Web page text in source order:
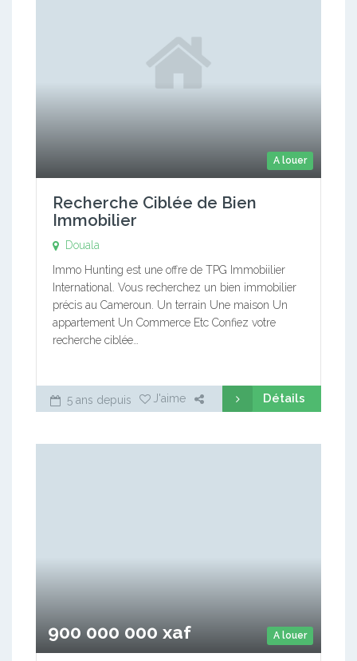
A louer
Recherche Ciblée de Bien
Immobilier
Douala
Immo Hunting est une offre de TPG Immobiilier
International. Vous recherchez un bien immobilier
précis au Cameroun. Un terrain Une maison Un
appartement Un Commerce Etc Confiez votre
recherche ciblée…
5 ans depuis J'aime Détails
A louer
900 000 000 xaf